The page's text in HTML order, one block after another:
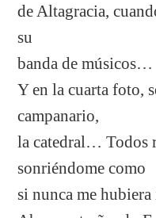
de Altagracia,
su
banda de músicos…
Y en la cuarta foto,
campanario,
la catedral… Todos
sonriéndome como
si nunca me